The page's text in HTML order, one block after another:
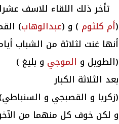
تأخر ذلك اللقاء للاسف
(أم كلثوم ) و (عبدالوهاب)
أنها غنت لثلاثة من الشباب
(الطويل و الموجي و بليغ )
بعد الثلاثة الكبار
(زكريا و القصبجي و السنباطي)
و لكن خوف كل منهما من